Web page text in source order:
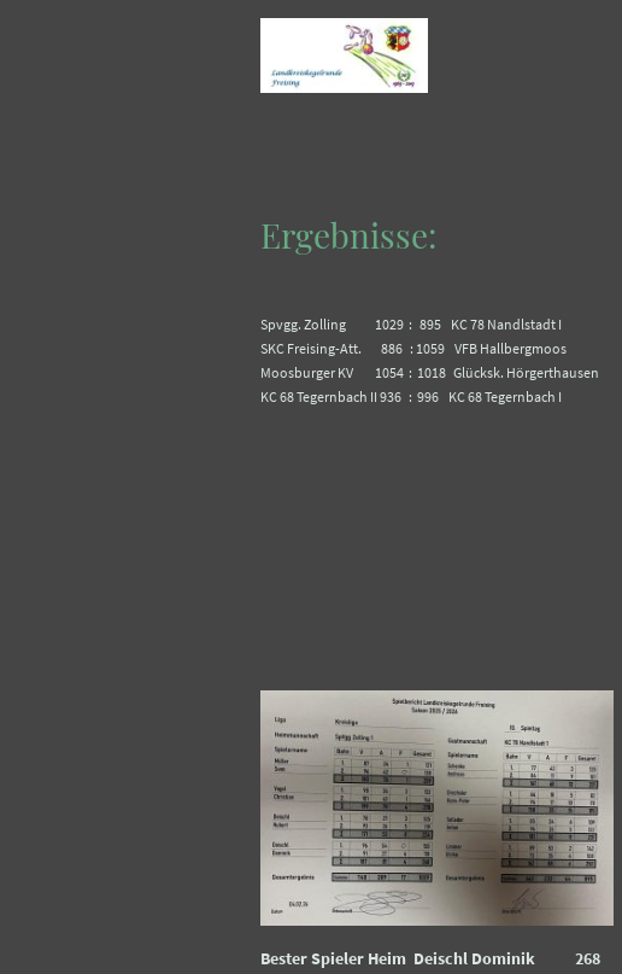
Ergebnisse:
Spvgg. Zolling 1029 : 895 KC 78 Nandlstadt I
SKC Freising-Att. 886 : 1059 VFB Hallbergmoos
Moosburger KV 1054 : 1018 Glücksk. Hörgerthausen
KC 68 Tegernbach II 936 : 996 KC 68 Tegernbach I
Bester Spieler Heim Deischl Dominik 268